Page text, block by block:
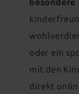
Kinderwelt
Betreuung
Outdoor
Adults only -
Spa-
Für Kids &
oder ein
mit den
direkt